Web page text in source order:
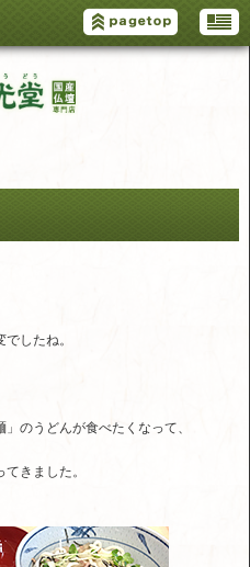
したね。
のうどんが食べたくなって、
きました。